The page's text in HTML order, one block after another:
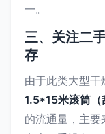
一。
三、关注二
存
由于此类大型干
1.5*15米滚筒（
的流通量，主要